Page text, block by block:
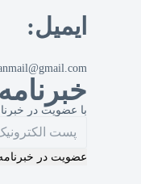
ایمیل:
با عضویت در
عضویت در